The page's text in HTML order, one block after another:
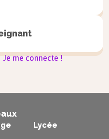
dans sa
s’adresse à de
Je me connecte !
Lycée